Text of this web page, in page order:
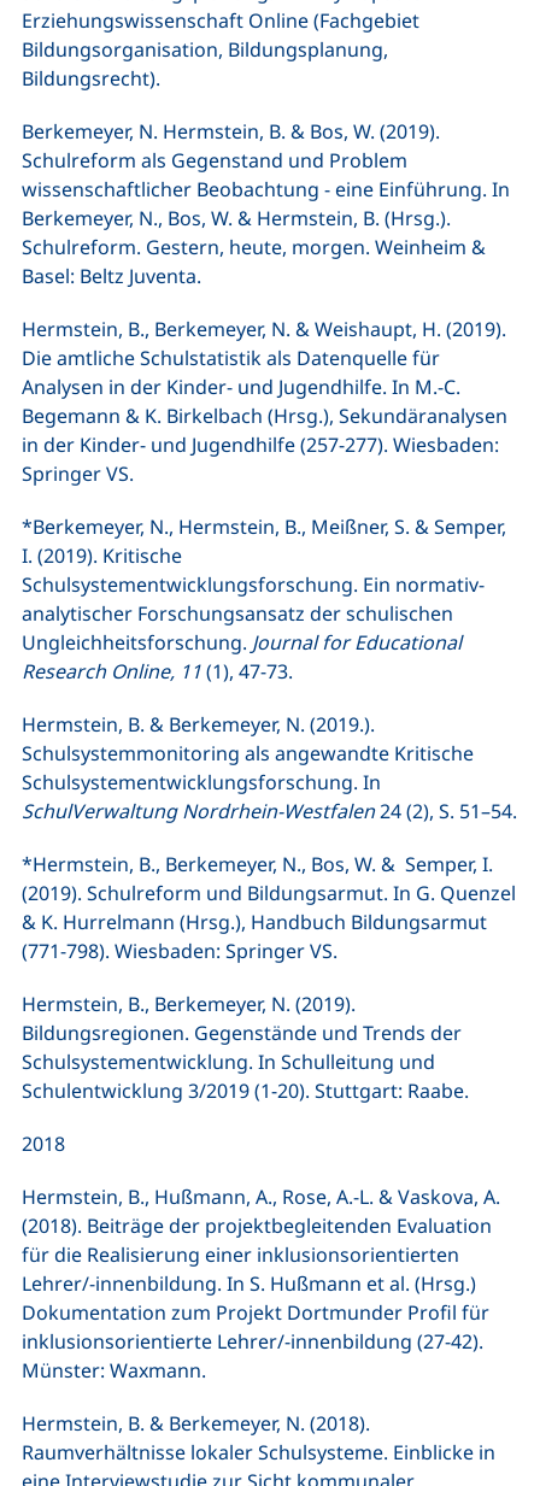
Erziehungswissenschaft Online (Fachgebiet
Bildungsorganisation, Bildungsplanung,
Bildungsrecht).
Berkemeyer, N. Hermstein, B. & Bos, W. (2019).
Schulreform als Gegenstand und Problem
wissenschaftlicher Beobachtung - eine Einführung. In
Berkemeyer, N., Bos, W. & Hermstein, B. (Hrsg.).
Schulreform. Gestern, heute, morgen. Weinheim &
Basel: Beltz Juventa.
Hermstein, B., Berkemeyer, N. & Weishaupt, H. (2019).
Die amtliche Schulstatistik als Datenquelle für
Analysen in der Kinder- und Jugendhilfe. In M.-C.
Begemann & K. Birkelbach (Hrsg.), Sekundäranalysen
in der Kinder- und Jugendhilfe (257-277). Wiesbaden:
Springer VS.
*Berkemeyer, N., Hermstein, B., Meißner, S. & Semper,
I. (2019). Kritische
Schulsystementwicklungsforschung. Ein normativ-
analytischer Forschungsansatz der schulischen
Ungleichheitsforschung. Journal for Educational
Research Online, 11(1), 47-73.
Hermstein, B. & Berkemeyer, N. (2019.).
Schulsystemmonitoring als angewandte Kritische
Schulsystementwicklungsforschung. In
SchulVerwaltung Nordrhein-Westfalen24 (2), S. 51–54.
*Hermstein, B., Berkemeyer, N., Bos, W. & Semper, I.
(2019). Schulreform und Bildungsarmut. In G. Quenzel
& K. Hurrelmann (Hrsg.), Handbuch Bildungsarmut
(771-798). Wiesbaden: Springer VS.
Hermstein, B., Berkemeyer, N. (2019).
Bildungsregionen. Gegenstände und Trends der
Schulsystementwicklung. In Schulleitung und
Schulentwicklung 3/2019 (1-20). Stuttgart: Raabe.
2018
Hermstein, B., Hußmann, A., Rose, A.-L. & Vaskova, A.
(2018). Beiträge der projektbegleitenden Evaluation
für die Realisierung einer inklusionsorientierten
Lehrer/-innenbildung. In S. Hußmann et al. (Hrsg.)
Dokumentation zum Projekt Dortmunder Profil für
inklusionsorientierte Lehrer/-innenbildung (27-42).
Münster: Waxmann.
Hermstein, B. & Berkemeyer, N. (2018).
Raumverhältnisse lokaler Schulsysteme. Einblicke in